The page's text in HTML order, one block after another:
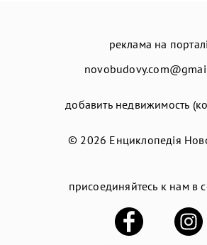
реклама на порталі
добавить недвижимость
© 2026 Енциклопедія
присоединяйтесь к нам в